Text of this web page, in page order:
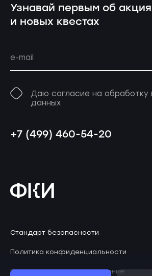
Узнавай первым об
и новых квестах
Даю согласие на обработку
данных
+7 (499) 460-54-20
Стандарт безопасности
Политика конфиденциальности
Пользовательское соглашение